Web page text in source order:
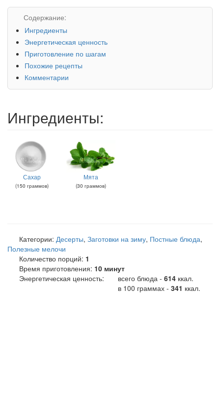
Содержание:
Ингредиенты
Энергетическая ценность
Приготовление по шагам
Похожие рецепты
Комментарии
Ингредиенты:
Сахар
(150 граммов)
Мята
(30 граммов)
Категории: Десерты, Заготовки на зиму, Постные блюда,
Полезные мелочи
Количество порций: 1
Время приготовления: 10 минут
Энергетическая ценность:
всего блюда - 614 ккал.
в 100 граммах - 341 ккал.